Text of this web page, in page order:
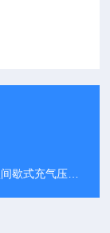
充气压力系统